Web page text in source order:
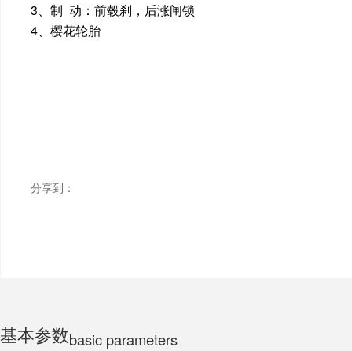
3、制 动：前毂刹，后涨闸锁
4、樱花轮胎
分享到：
基本参数basic parameters